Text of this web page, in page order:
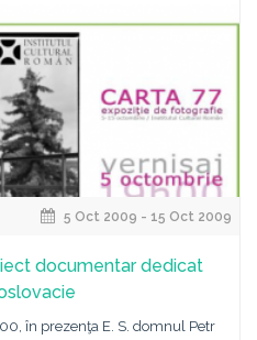
5 Oct 2009 - 15 Oct 2009
documentar dedicat
în prezenţa E. S. domnul Petr